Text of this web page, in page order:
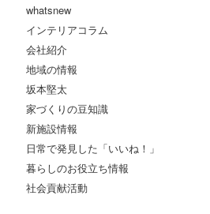
whatsnew
インテリアコラム
会社紹介
地域の情報
坂本堅太
家づくりの豆知識
新施設情報
日常で発見した「いいね！」
暮らしのお役立ち情報
社会貢献活動